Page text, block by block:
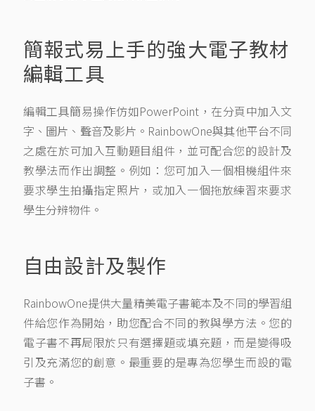
簡報式易上手的強大電子教材
編輯工具
編輯工具簡易操作仿如PowerPoint，在分頁中加入文
字、圖片、聲音及影片。RainbowOne與其他平台不同
之處在於可加入互動題目組件，並可配合您的設計及
教學法而作出調整。例如：您可加入一個相機組件來
要求學生拍攝指定照片，或加入一個拖放練習來要求
學生分辨物件。
自由設計及製作
RainbowOne提供大量精美電子書範本及不同的學習組
件給您作為開始，助您配合不同的教與學方法。您的
電子書不再局限於只有選擇題或填充題，而是變得吸
引及充滿您的創意。最重要的是專為您學生而設的電
子書。